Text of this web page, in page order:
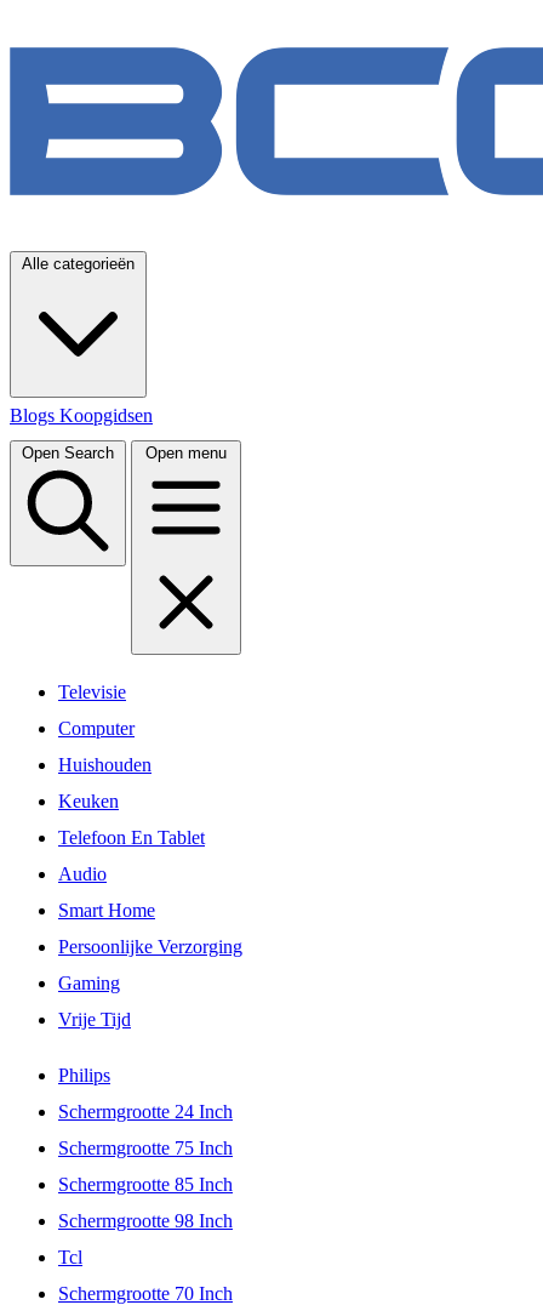
Alle categorieën
Blogs Koopgidsen
Open Search Open menu
Televisie
Computer
Huishouden
Keuken
Telefoon En Tablet
Audio
Smart Home
Persoonlijke Verzorging
Gaming
Vrije Tijd
Philips
Schermgrootte 24 Inch
Schermgrootte 75 Inch
Schermgrootte 85 Inch
Schermgrootte 98 Inch
Tcl
Schermgrootte 70 Inch